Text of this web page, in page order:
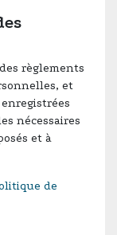
règlements
et
nécessaires
et à
de